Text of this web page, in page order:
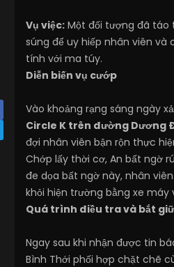
Vụ việc: Một đối tượng đã táo
súng để uy hiếp nhân viên và
tính với ma túy.
Diễn biến vụ cướp
Vào khoảng rạng sáng ngày
Circle K trên đường Dương
đợi nhân viên bận rộn thực
Chớp lấy thời cơ, An bất ngờ
đe dọa bất ngờ này, nhân
khỏi hiện trường bằng xe máy
Quá trình điều tra và bắt giữ
Ngay sau khi nhận được tin
Bình Thới phối hợp chặt chẽ